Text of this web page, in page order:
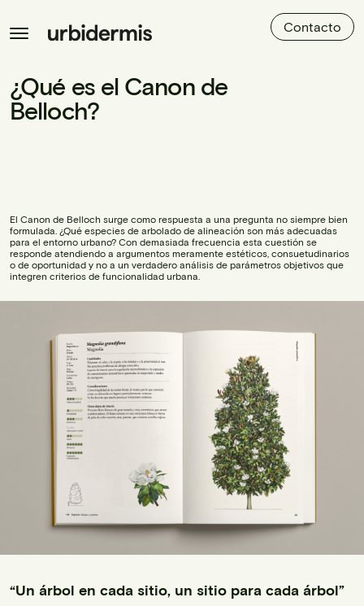
Contacto
¿Qué es el Canon de
Belloch?
El Canon de Belloch surge como respuesta a una pregunta no siempre bien
formulada. ¿Qué especies de arbolado de alineación son más adecuadas
para el entorno urbano? Con demasiada frecuencia esta cuestión se
responde atendiendo a argumentos meramente estéticos, consuetudinarios
o de oportunidad y no a un verdadero análisis de parámetros objetivos que
integren criterios de funcionalidad urbana.
“Un árbol en cada sitio, un sitio para cada árbol”